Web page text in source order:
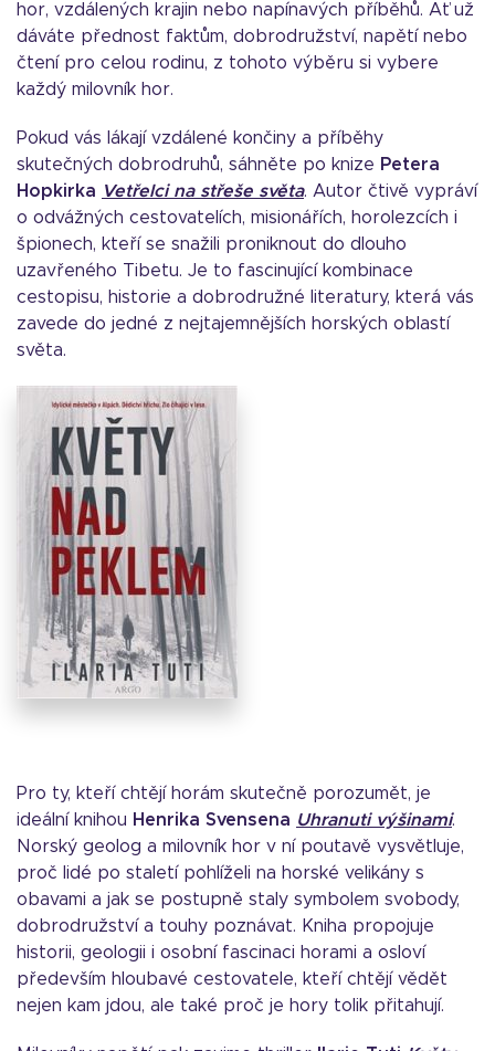
hor, vzdálených krajin nebo napínavých příběhů. Ať už
dáváte přednost faktům, dobrodružství, napětí nebo
čtení pro celou rodinu, z tohoto výběru si vybere
každý milovník hor.
Pokud vás lákají vzdálené končiny a příběhy
skutečných dobrodruhů, sáhněte po knize Petera
Hopkirka Vetřelci na střeše světa. Autor čtivě vypráví
o odvážných cestovatelích, misionářích, horolezcích i
špionech, kteří se snažili proniknout do dlouho
uzavřeného Tibetu. Je to fascinující kombinace
cestopisu, historie a dobrodružné literatury, která vás
zavede do jedné z nejtajemnějších horských oblastí
světa.
Pro ty, kteří chtějí horám skutečně porozumět, je
ideální knihou Henrika Svensena Uhranuti výšinami.
Norský geolog a milovník hor v ní poutavě vysvětluje,
proč lidé po staletí pohlíželi na horské velikány s
obavami a jak se postupně staly symbolem svobody,
dobrodružství a touhy poznávat. Kniha propojuje
historii, geologii i osobní fascinaci horami a osloví
především hloubavé cestovatele, kteří chtějí vědět
nejen kam jdou, ale také proč je hory tolik přitahují.